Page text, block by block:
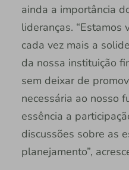
ainda a importância
lideranças.
cada vez mais a
da nossa instituição
sem deixar de
necessária ao nosso
essência a
discussões sobre as
planejamento”,